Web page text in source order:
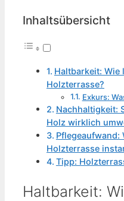
Inhaltsübersicht
Haltbarkeit: Wie
Holzterrasse?
Exkurs:
Nachhaltigkeit:
Holz wirklich
Pflegeaufwand:
Holzterrasse
Tipp:
Haltbarkeit: